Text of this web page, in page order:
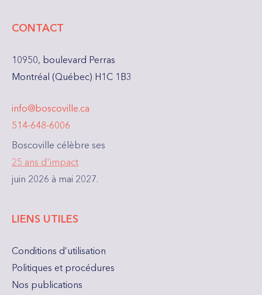
CONTACT
10950, boulevard Perras
Montréal (Québec) H1C 1B3
info@boscoville.ca
514-648-6006
Boscoville célèbre ses
25 ans d'impact
juin 2026 à mai 2027.
LIENS UTILES
Conditions d’utilisation
Politiques et procédures
Nos publications